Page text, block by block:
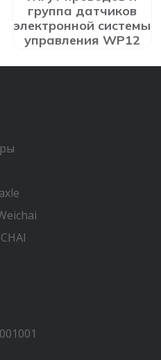
группа датчиков
электронной системы
управления WP12